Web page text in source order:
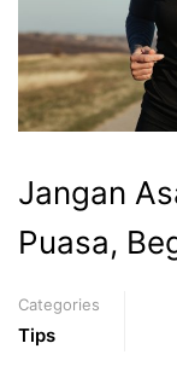
Jangan
Puasa,
Categories
Tips